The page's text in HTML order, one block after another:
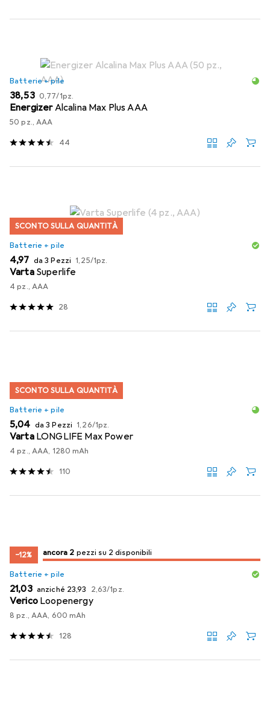
Batterie + pile
EUR
38,53 EUR
0,77/1pz.
EnergizerAlcalina Max Plus AAA
50 pz., AAA
44
SCONTO SULLA QUANTITÀ
Batterie + pile
EUR
4,97 da 3 Pezzi EUR
1,25/1pz.
Varta Superlife
4 pz., AAA
28
SCONTO SULLA QUANTITÀ
Batterie + pile
EUR
5,04 da 3 Pezzi EUR
1,26/1pz.
Varta LONGLIFE Max Power
4 pz., AAA, 1280 mAh
110
−12% 2/ 2
2/ 2 in vendita
ancora 2 pezzi su 2 disponibili
Batterie + pile
EUR
21,03 anziché EUR
23,93 EUR
2,63/1pz.
Verico Loopenergy
8 pz., AAA, 600 mAh
128